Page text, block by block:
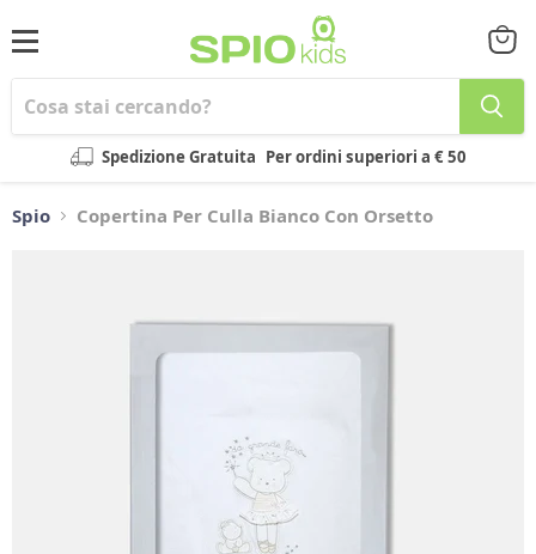
Menu
Spedizione Gratuita Per ordini superiori a € 50
il
Spio Copertina Per Culla Bianco Con Orsetto